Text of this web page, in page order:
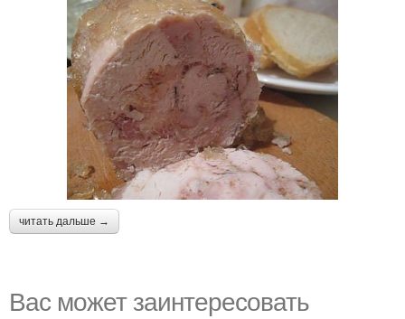
читать дальше →
Вас может заинтересовать